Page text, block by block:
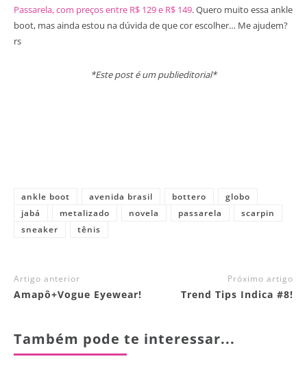
Passarela, com preços entre R$ 129 e R$ 149. Quero muito essa ankle
boot, mas ainda estou na dúvida de que cor escolher… Me ajudem?
rs
*Este post é um publieditorial*
ankle boot avenida brasil bottero
globo
jabá
metalizado novela passarela
scarpin
sneaker
tênis
Artigo anterior
Amapô+Vogue Eyewear!
Próximo artigo
Trend Tips Indica #8!
Também pode te interessar...